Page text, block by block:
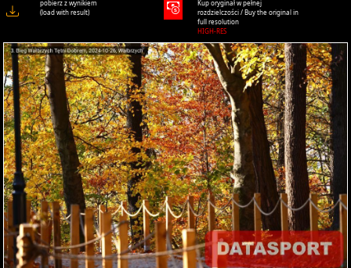
pobierz z wynikiem
(load with result)
Kup oryginał w pełnej
rozdzielczości / Buy the original in
full resolution
HIGH-RES